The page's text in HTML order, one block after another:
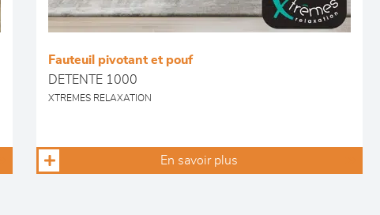
Fauteuil pivotant et pouf
DETENTE 1000
XTREMES RELAXATION
En savoir plus